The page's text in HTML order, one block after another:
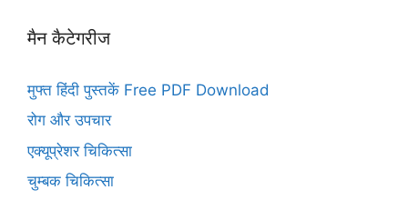
मैन कैटेगरीज
मुफ्त हिंदी पुस्तकें Free PDF Download
रोग और उपचार
एक्यूप्रेशर चिकित्सा
चुम्बक चिकित्सा